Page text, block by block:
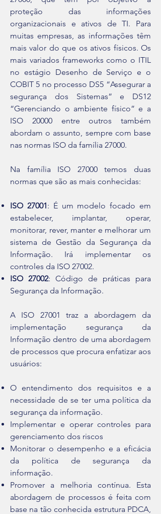
proteção das informações
organizacionais e ativos de TI. Para
muitas empresas, as informações têm
mais valor do que os ativos físicos. Os
mais variados frameworks como o ITIL
no estágio Desenho de Serviço e o
COBIT 5 no processo DS5 “Assegurar a
segurança dos Sistemas” e DS12
“Gerenciando o ambiente físico” e a
ISO 20000 entre outros também
abordam o assunto, sempre com base
nas normas ISO da família 27000.
Na família ISO 27000 temos duas
normas que são as mais conhecidas:
ISO 27001: É um modelo focado em
estabelecer, implantar, operar,
monitorar, rever, manter e melhorar um
sistema de Gestão da Segurança da
Informação. Irá implementar os
controles da ISO 27002.
ISO 27002: Código de práticas para
Segurança da Informação.
A ISO 27001 traz a abordagem da
implementação segurança da
Informação dentro de uma abordagem
de processos que procura enfatizar aos
usuários:
O entendimento dos requisitos e a
necessidade de se ter uma política da
segurança da informação.
Implementar e operar controles para
gerenciamento dos riscos
Monitorar o desempenho e a eficácia
da política de segurança da
informação.
Promover a melhoria contínua. Esta
abordagem de processos é feita com
base na tão conhecida estrutura PDCA,